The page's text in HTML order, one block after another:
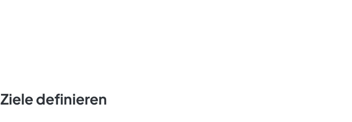
Ziele definieren